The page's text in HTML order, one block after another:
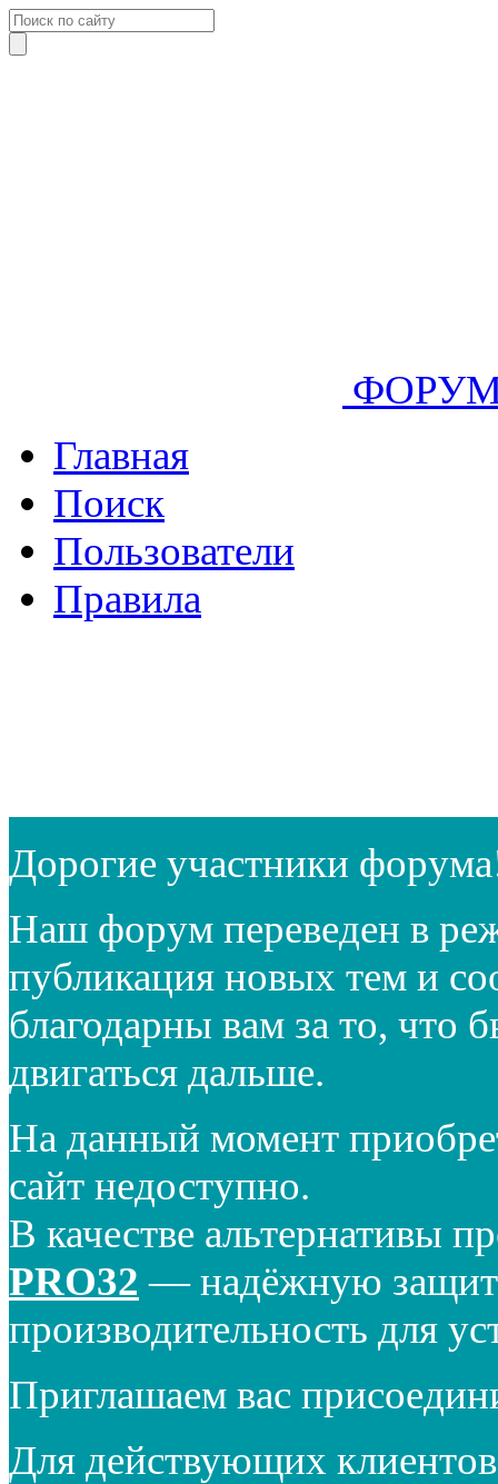
Главная
Поиск
Пользователи
Правила
Дорогие участники
Наш форум переведен в
публикация новых тем и
благодарны вам за то, что
двигаться дальше.
На данный момент
сайт недоступно.
В качестве альтернативы
PRO32 — надёжную
производительность для
Приглашаем вас
Для действующих